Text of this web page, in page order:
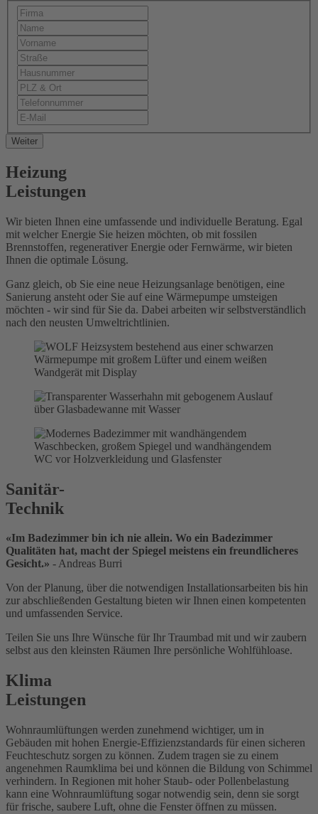
Weiter
Heizung
Leistungen
Wir bieten Ihnen eine umfassende und individuelle Beratung. Egal
mit welcher Energie Sie heizen möchten, ob mit fossilen
Brennstoffen, regenerativer Energie oder Fernwärme, wir bieten
Ihnen die optimale Lösung.
Ganz gleich, ob Sie eine neue Heizungsanlage benötigen, eine
Sanierung ansteht oder Sie auf eine Wärmepumpe umsteigen
möchten - wir sind für Sie da. Dabei arbeiten wir selbstverständlich
nach den neusten Umweltrichtlinien.
Sanitär-
Technik
«Im Badezimmer bin ich nie allein. Wo ein Badezimmer
Qualitäten hat, macht der Spiegel meistens ein freundlicheres
Gesicht.» - Andreas Burri
Von der Planung, über die notwendigen Installationsarbeiten bis hin
zur abschließenden Gestaltung bieten wir Ihnen einen kompetenten
und umfassenden Service.
Teilen Sie uns Ihre Wünsche für Ihr Traumbad mit und wir zaubern
selbst aus den kleinsten Räumen Ihre persönliche Wohlfühloase.
Klima
Leistungen
Wohnraumlüftungen werden zunehmend wichtiger, um in
Gebäuden mit hohen Energie-Effizienzstandards für einen sicheren
Feuchteschutz sorgen zu können. Zudem tragen sie zu einem
angenehmen Raumklima bei und können die Bildung von Schimmel
verhindern. In Regionen mit hoher Staub- oder Pollenbelastung
kann eine Wohnraumlüftung sogar notwendig sein, denn sie sorgt
für frische, saubere Luft, ohne die Fenster öffnen zu müssen.